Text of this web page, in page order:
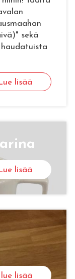
sekä
lisää
lisää
lue lisää